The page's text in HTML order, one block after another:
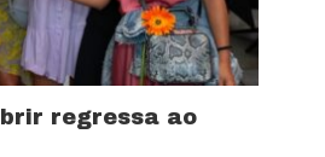
regressa ao